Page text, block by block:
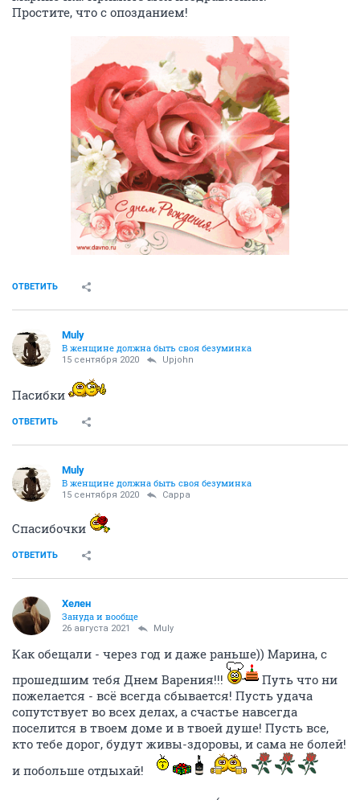
Простите, что с опозданием!
ОТВЕТИТЬ
Muly
В женщине должна быть своя безyминка
15 сентября 2020 Upjohn
Пасибки
ОТВЕТИТЬ
Muly
В женщине должна быть своя безyминка
15 сентября 2020 Сарра
Спасибочки
ОТВЕТИТЬ
Хелен
Зануда и вообще
26 августа 2021 Muly
Как обещали - через год и даже раньше)) Марина, с
прошедшим тебя Днем Варения!!!
Путь что ни
пожелается - всё всегда сбывается! Пусть удача
сопутствует во всех делах, а счастье навсегда
поселится в твоем доме и в твоей душе! Пусть все,
кто тебе дорог, будут живы-здоровы, и сама не болей!
и побольше отдыхай!